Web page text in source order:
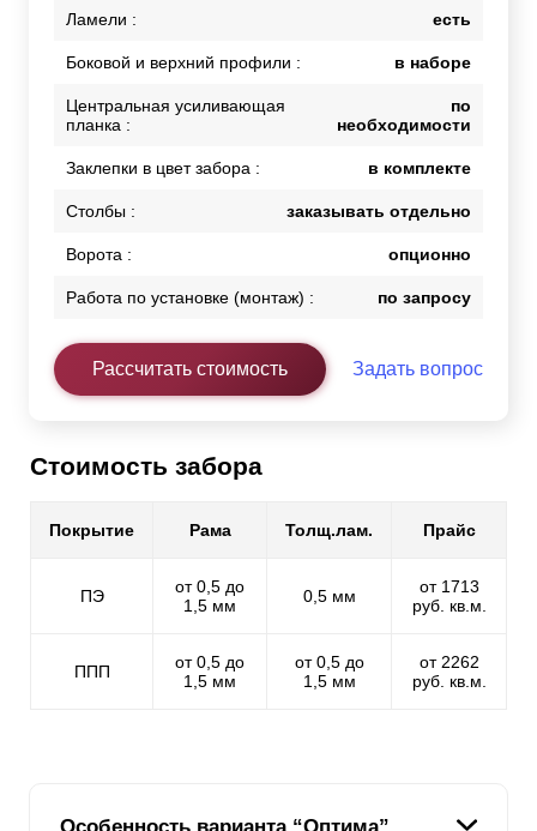
Ламели : есть
Боковой и верхний профили : в наборе
Центральная усиливающая
планка :
по
необходимости
Заклепки в цвет забора : в комплекте
Столбы : заказывать отдельно
Ворота : опционно
Работа по установке (монтаж) : по запросу
Рассчитать стоимость Задать вопрос
Стоимость забора
Покрытие Рама Толщ.лам. Прайс
ПЭ
от 0,5 до
1,5 мм
0,5 мм
от 1713
руб. кв.м.
ППП
от 0,5 до
1,5 мм
от 0,5 до
1,5 мм
от 2262
руб. кв.м.
Особенность варианта “Оптима”